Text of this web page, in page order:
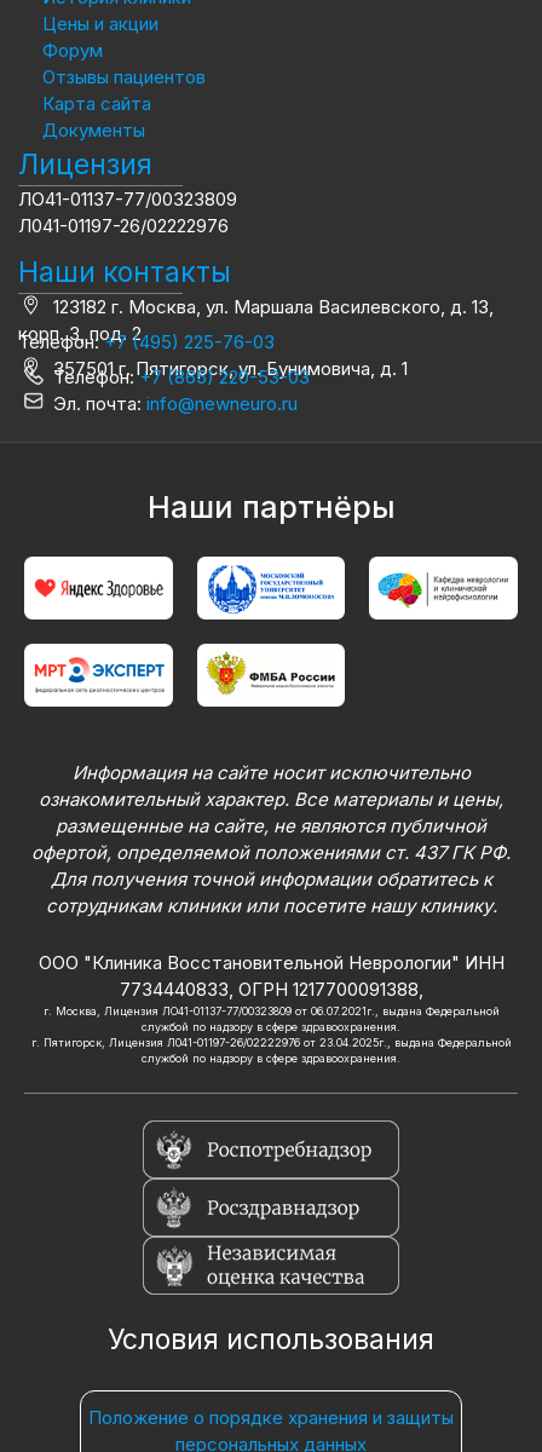
Цены и акции
Форум
Отзывы пациентов
Карта сайта
Документы
Лицензия
ЛО41-01137-77/00323809
Л041-01197-26/02222976
Наши контакты
123182 г. Москва, ул. Маршала Василевского, д. 13,
корп. 3, под. 2
Телефон:+7 (495) 225-76-03
357501 г. Пятигорск, ул. Бунимовича, д. 1
Телефон:+7 (865) 220-53-03
Эл. почта: info@newneuro.ru
Наши партнёры
Информация на сайте носит исключительно
ознакомительный характер. Все материалы и цены,
размещенные на сайте, не являются публичной
офертой, определяемой положениями ст. 437 ГК РФ.
Для получения точной информации обратитесь к
сотрудникам клиники или посетите нашу клинику.
ООО "Клиника Восстановительной Неврологии" ИНН
7734440833, ОГРН 1217700091388,
г. Москва, Лицензия ЛО41-01137-77/00323809 от 06.07.2021г., выдана Федеральной
службой по надзору в сфере здравоохранения.
г. Пятигорск, Лицензия Л041-01197-26/02222976 от 23.04.2025г., выдана Федеральной
службой по надзору в сфере здравоохранения.
Условия использования
Положение о порядке хранения и защиты
персональных данных